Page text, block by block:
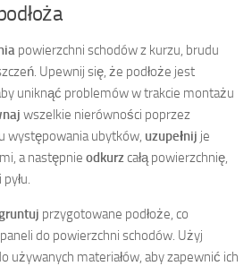
powierzchni schodów z kurzu, brudu
Upewnij się, że podłoże jest
uniknąć problemów w trakcie montażu
wszelkie nierówności poprzez
występowania ubytków, uzupełnij je
a następnie odkurzcałą powierzchnię,
przygotowane podłoże, co
do powierzchni schodów. Użyj
używanych materiałów, aby zapewnić ich